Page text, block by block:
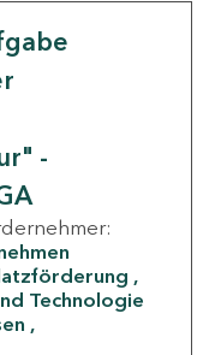
-
Technologie